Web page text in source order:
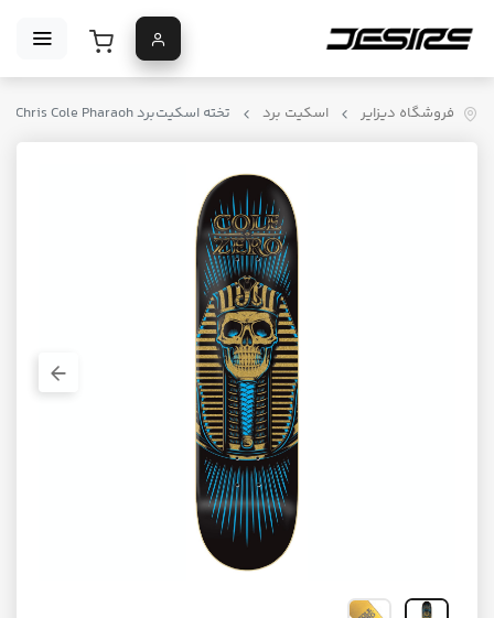
فروشگاه دیزایر اسکیت برد تخته اسکیت‌برد Zero Chris Cole Pharaoh